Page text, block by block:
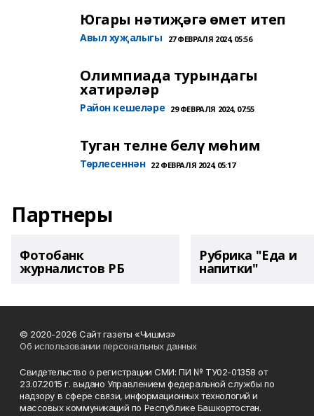
Югары нәтиҗәгә өмет итеп
Авыл хуҗалыгы 27 ФЕВРАЛЯ 2024, 05:56
Олимпиада турындагы
хатирәләр
Район кешеләре 29 ФЕВРАЛЯ 2024, 07:55
Туган телне белү мөһим
Төрлесеннән 22 ФЕВРАЛЯ 2024, 05:17
Партнеры
Фотобанк
журналистов РБ
Рубрика "Еда и
напитки"
© 2020-2026 Сайт газеты «Чишмэ»
Об использовании персональных данных
Свидетельство о регистрации СМИ: ПИ № ТУ02-01358 от
23.07.2015 г. выдано Управлением федеральной службы по
надзору в сфере связи, информационных технологий и
массовых коммуникаций по Республике Башкортостан.